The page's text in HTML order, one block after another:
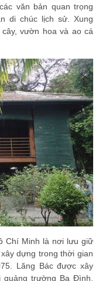
văn bản quan trọng
di chúc lịch sử. Xung
vườn hoa và ao cá
Chí Minh là nơi lưu giữ
dựng trong thời gian
Lăng Bác được xây
trường Ba Đình.